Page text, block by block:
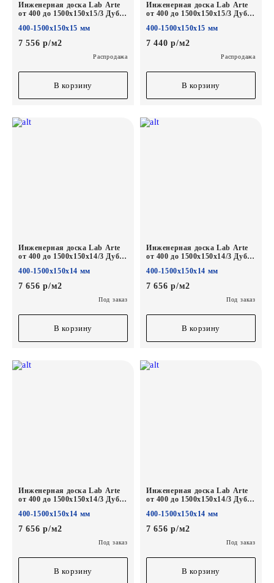
Инженерная доска Lab Arte
от 400 до 1500х150х15/3 Дуб
400-1500х150х15 мм
7 556 р/м2
Распродажа
В корзину
Инженерная доска Lab Arte
от 400 до 1500х150х15/3 Дуб
400-1500х150х15 мм
7 440 р/м2
Распродажа
В корзину
Инженерная доска Lab Arte
от 400 до 1500х150х14/3 Дуб
400-1500х150х14 мм
7 656 р/м2
Под заказ
В корзину
Инженерная доска Lab Arte
от 400 до 1500х150х14/3 Дуб
400-1500х150х14 мм
7 656 р/м2
Под заказ
В корзину
Инженерная доска Lab Arte
от 400 до 1500х150х14/3 Дуб
400-1500х150х14 мм
7 656 р/м2
Под заказ
В корзину
Инженерная доска Lab Arte
от 400 до 1500х150х14/3 Дуб
400-1500х150х14 мм
7 656 р/м2
Под заказ
В корзину